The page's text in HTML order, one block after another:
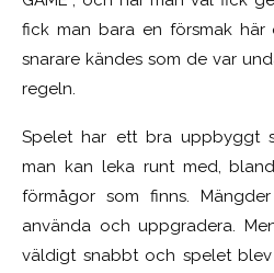
fick man bara en försmak
snarare kändes som de var
regeln.
Spelet har ett bra uppbyggt
man kan leka runt med,
förmågor som finns.
använda och uppgradera.
väldigt snabbt och spelet